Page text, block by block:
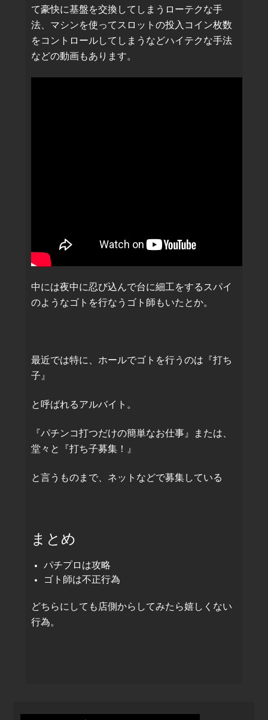
て豪快に基盤を交換してしまうローテクな手
法、マシンを使ってスロットの投入コイン枚数
をコントロールしてしまうなどハイテクな手法
などの動画もあります。
中には夜中に忍び込んで台に細工をするスパイ
のようなゴトを行なうゴト師もいたとか。
最近では特に、ホールでゴトを行うのは『打ち
子』
と呼ばれるアルバイト。
『パチンコ打つだけの簡単なお仕事』または、
堂々と『打ち子募集！』
と言うものまで、ネットなどで募集している
まとめ
パチプロは攻略
ゴト師は不正行為
どちらにしても店側からしてみたら嬉しくない
行為。